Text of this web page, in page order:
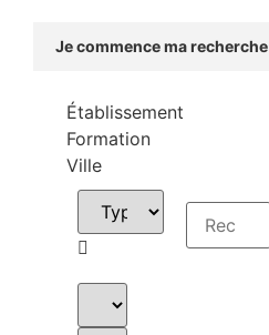
Je commence ma recherche
Établissement
Formation
Ville